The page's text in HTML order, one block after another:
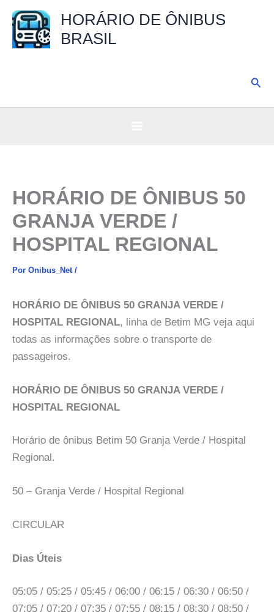
para
HORÁRIO DE ÔNIBUS
BRASIL
HORÁRIO DE ÔNIBUS 50
GRANJA VERDE /
HOSPITAL REGIONAL
Por Onibus_Net /
HORÁRIO DE ÔNIBUS 50 GRANJA VERDE /
HOSPITAL REGIONAL, linha de Betim MG veja aqui
todas as informações sobre o transporte de
passageiros.
HORÁRIO DE ÔNIBUS 50 GRANJA VERDE /
HOSPITAL REGIONAL
Horário de ônibus Betim 50 Granja Verde / Hospital
Regional.
50 – Granja Verde / Hospital Regional
CIRCULAR
Dias Úteis
05:05 / 05:25 / 05:45 / 06:00 / 06:15 / 06:30 / 06:50 /
07:05 / 07:20 / 07:35 / 07:55 / 08:15 / 08:30 / 08:50 /